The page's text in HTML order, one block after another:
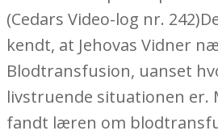
(Cedars Video-log nr.
kendt, at Jehovas Vidner
Blodtransfusion, uanset
livstruende situationen er.
fandt læren om